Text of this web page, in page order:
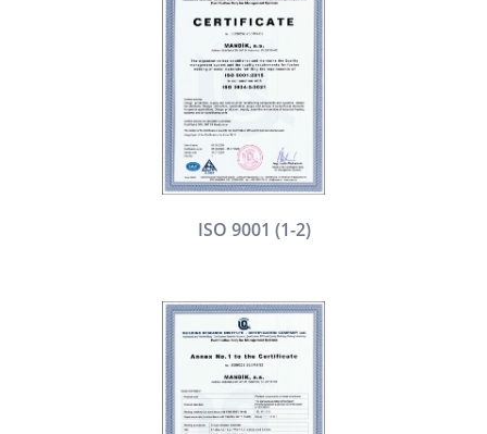
ISO 9001 (1-2)